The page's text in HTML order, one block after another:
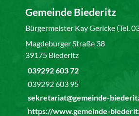
Gemeinde Biederitz
Bürgermeister Kay Gericke (Tel.
Magdeburger Straße 38
39175 Biederitz
039292 603 72
039292 603 95
sekretariat@gemeinde-
https://www.gemeinde-